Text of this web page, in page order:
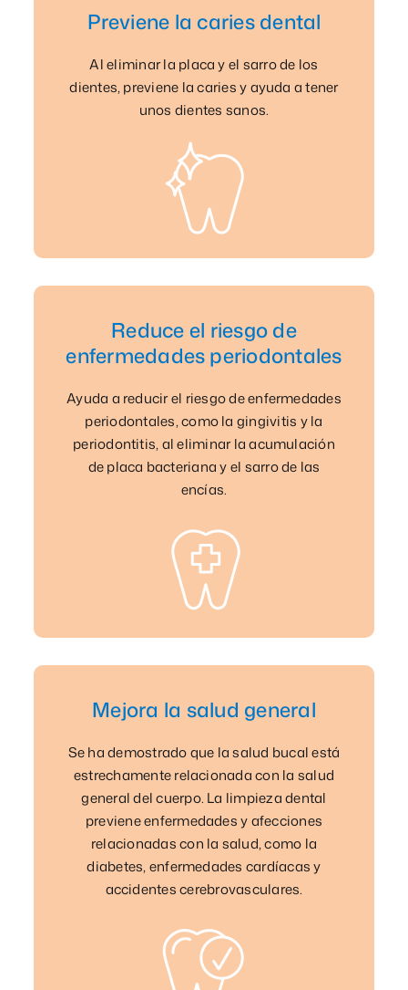
Previene la caries dental
Al eliminar la placa y el sarro de los
dientes, previene la caries y ayuda a tener
unos dientes sanos.
Reduce el riesgo de
enfermedades periodontales
Ayuda a reducir el riesgo de enfermedades
periodontales, como la gingivitis y la
periodontitis, al eliminar la acumulación
de placa bacteriana y el sarro de las
encías.
Mejora la salud general
Se ha demostrado que la salud bucal está
estrechamente relacionada con la salud
general del cuerpo. La limpieza dental
previene enfermedades y afecciones
relacionadas con la salud, como la
diabetes, enfermedades cardíacas y
accidentes cerebrovasculares.